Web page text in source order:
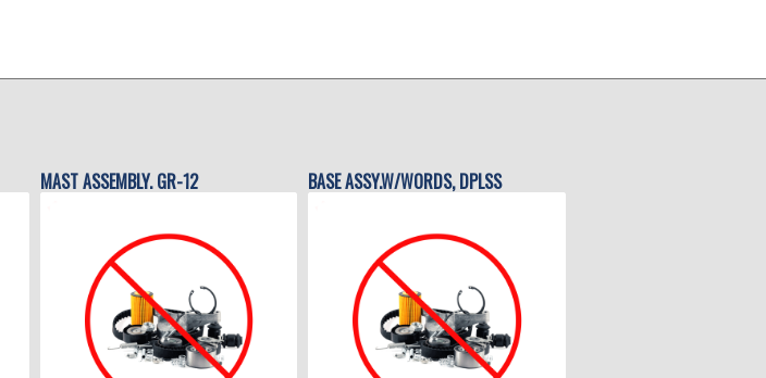
MAST ASSEMBLY. GR-12 BASE ASSY.W/WORDS, DPLSS